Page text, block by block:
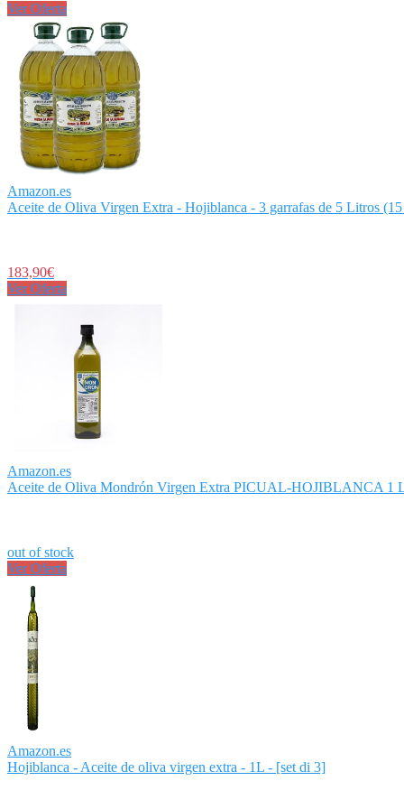
Ver Oferta
Amazon.es
Aceite de Oliva Virgen Extra - Hojiblanca - 3 garrafas de 5 Litros
183,90€
Ver Oferta
Amazon.es
Aceite de Oliva Mondrón Virgen Extra PICUAL-HOJIBLANCA 1
out of stock
Ver Oferta
Amazon.es
Hojiblanca - Aceite de oliva virgen extra - 1L - [set di 3]